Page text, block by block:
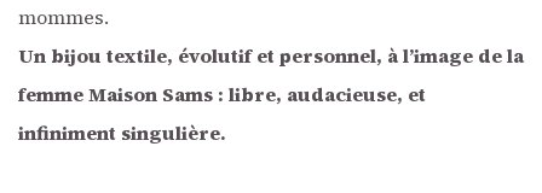
mommes.
Un bijou textile, évolutif et personnel, à l’image de la
femme Maison Sams : libre, audacieuse, et
infiniment singulière.